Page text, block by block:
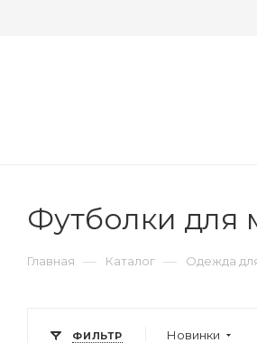
Футболки для
Главная — Каталог — Одежда
ФИЛЬТР Новинки